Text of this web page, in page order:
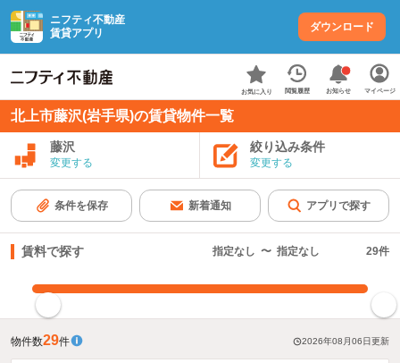
ニフティ不動産
賃貸アプリ
ダウンロード
お気に入り 閲覧履歴 お知らせ マイページ
北上市藤沢(岩手県)の賃貸物件一覧
藤沢
変更する
絞り込み条件
変更する
条件を保存 新着通知 アプリで探す
賃料で探す 指定なし 〜 指定なし 29件
物件数29件 2026年08月06日更新